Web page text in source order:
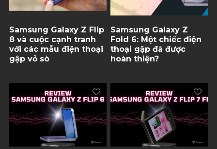
Samsung Galaxy Z Flip
8 và cuộc cạnh tranh
với các mẫu điện thoại
gập vỏ sò
Samsung Galaxy Z
Fold 6: Một chiếc điện
thoại gập đã được
hoàn thiện?